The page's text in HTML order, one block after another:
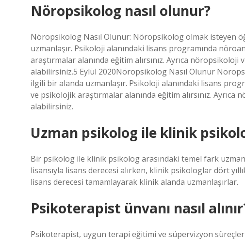
Nöropsikolog nasıl olunur?
Nöropsikolog Nasıl Olunur: Nöropsikolog olmak isteyen
uzmanlaşır. Psikoloji alanındaki lisans programında
araştırmalar alanında eğitim alırsınız. Ayrıca
alabilirsiniz.5 Eylül 2020Nöropsikolog Nasıl Olunur
ilgili bir alanda uzmanlaşır. Psikoloji alanındaki lisans
ve psikolojik araştırmalar alanında eğitim alırsınız.
alabilirsiniz.
Uzman psikolog ile klinik
Bir psikolog ile klinik psikolog arasındaki temel fark
lisansıyla lisans derecesi alırken, klinik psikologlar dört
lisans derecesi tamamlayarak klinik alanda uzmanlaşırlar.
Psikoterapist ünvanı nasıl
Psikoterapist, uygun terapi eğitimi ve süpervizyon